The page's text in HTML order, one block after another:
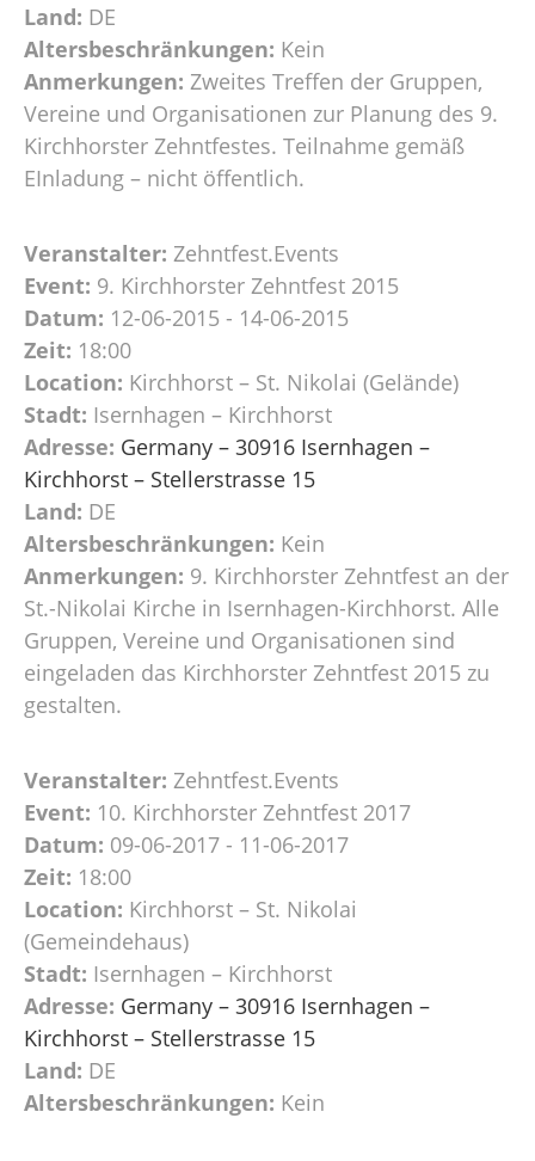
Land: DE
Altersbeschränkungen: Kein
Anmerkungen: Zweites Treffen der Gruppen,
Vereine und Organisationen zur Planung des 9.
Kirchhorster Zehntfestes. Teilnahme gemäß
EInladung – nicht öffentlich.
Veranstalter: Zehntfest.Events
Event: 9. Kirchhorster Zehntfest 2015
Datum: 12-06-2015 - 14-06-2015
Zeit: 18:00
Location: Kirchhorst – St. Nikolai (Gelände)
Stadt: Isernhagen – Kirchhorst
Adresse: Germany – 30916 Isernhagen –
Kirchhorst – Stellerstrasse 15
Land: DE
Altersbeschränkungen: Kein
Anmerkungen: 9. Kirchhorster Zehntfest an der
St.-Nikolai Kirche in Isernhagen-Kirchhorst. Alle
Gruppen, Vereine und Organisationen sind
eingeladen das Kirchhorster Zehntfest 2015 zu
gestalten.
Veranstalter: Zehntfest.Events
Event: 10. Kirchhorster Zehntfest 2017
Datum: 09-06-2017 - 11-06-2017
Zeit: 18:00
Location: Kirchhorst – St. Nikolai
(Gemeindehaus)
Stadt: Isernhagen – Kirchhorst
Adresse: Germany – 30916 Isernhagen –
Kirchhorst – Stellerstrasse 15
Land: DE
Altersbeschränkungen: Kein